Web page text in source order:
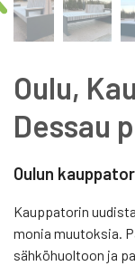
Oulu,
Dessau
Oulun
Kauppatorin
monia muutoksia.
sähköhuoltoon ja